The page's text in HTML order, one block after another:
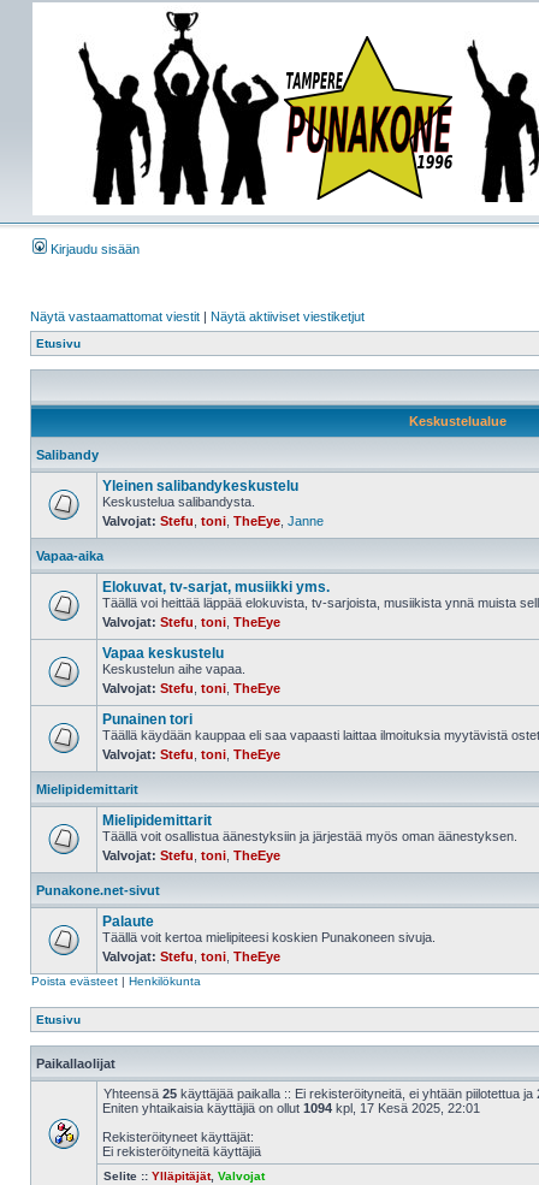
Kirjaudu sisään
Näytä vastaamattomat viestit | Näytä aktiiviset viestiketjut
Etusivu
Keskustelualue
Salibandy
Yleinen salibandykeskustelu
Keskustelua salibandysta.
Valvojat: Stefu toni TheEye Janne
Vapaa-aika
Elokuvat, tv-sarjat, musiikki yms.
Täällä voi heittää läppää elokuvista, tv-sarjoista, musiikista ynnä muista
Valvojat: Stefu toni TheEye
Vapaa keskustelu
Keskustelun aihe vapaa.
Valvojat: Stefu toni TheEye
Punainen tori
Täällä käydään kauppaa eli saa vapaasti laittaa ilmoituksia myytävistä
Valvojat: Stefu toni TheEye
Mielipidemittarit
Mielipidemittarit
Täällä voit osallistua äänestyksiin ja järjestää myös oman äänestyksen.
Valvojat: Stefu toni TheEye
Punakone.net-sivut
Palaute
Täällä voit kertoa mielipiteesi koskien Punakoneen sivuja.
Valvojat: Stefu toni TheEye
Poista evästeet | Henkilökunta
Etusivu
Paikallaolijat
Yhteensä 25 käyttäjää paikalla :: Ei rekisteröityneitä, ei yhtään piilotettua
Eniten yhtaikaisia käyttäjiä on ollut 1094 kpl, 17 Kesä 2025, 22:01
Rekisteröityneet käyttäjät:
Ei rekisteröityneitä käyttäjiä
Selite :: Ylläpitäjät, Valvojat